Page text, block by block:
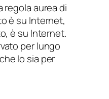
regola aurea di
è su Internet,
è su Internet.
per lungo
lo sia per